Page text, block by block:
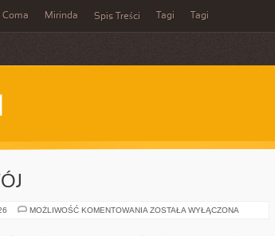
Coma Mirinda Spis Treści Tagi Tagi
MOŻLIWOŚĆ KOMENTOWANIA EDUKACJA
ZOSTAŁA WYŁĄCZONA